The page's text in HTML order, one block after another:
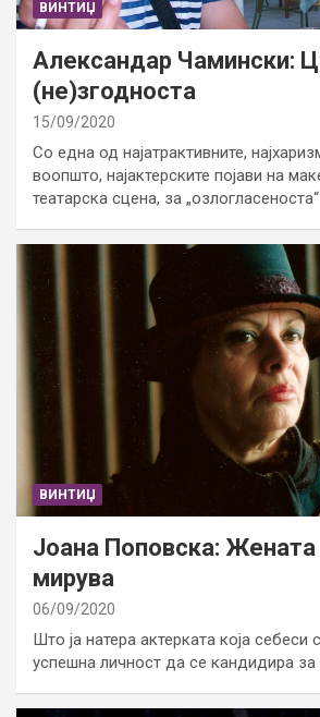
ВИНТИЏ
Александар Чамински:
(не)згодноста
15/09/2020
Со една од најатрактивните,
воопшто, најактерските појави на
театарска сцена, за
ВИНТИЏ
Јоана Поповска:
мирува
06/09/2020
Што ја натера актерката која себеси
успешна личност да се кандидира за